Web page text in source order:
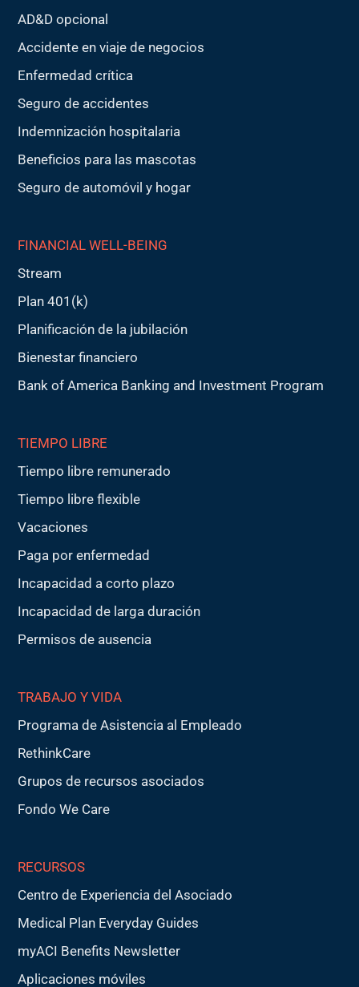
AD&D opcional
Accidente en viaje de negocios
Enfermedad crítica
Seguro de accidentes
Indemnización hospitalaria
Beneficios para las mascotas
Seguro de automóvil y hogar
FINANCIAL WELL-BEING
Stream
Plan 401(k)
Planificación de la jubilación
Bienestar financiero
Bank of America Banking and Investment Program
TIEMPO LIBRE
Tiempo libre remunerado
Tiempo libre flexible
Vacaciones
Paga por enfermedad
Incapacidad a corto plazo
Incapacidad de larga duración
Permisos de ausencia
TRABAJO Y VIDA
Programa de Asistencia al Empleado
RethinkCare
Grupos de recursos asociados
Fondo We Care
RECURSOS
Centro de Experiencia del Asociado
Medical Plan Everyday Guides
myACI Benefits Newsletter
Aplicaciones móviles